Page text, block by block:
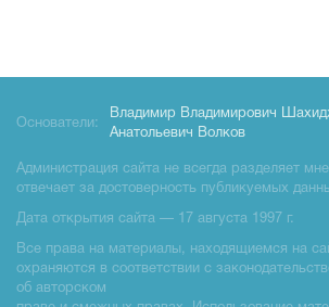
Основатели:
Владимир Владимирович
Анатольевич Волков
Администрация сайта не всегда разделяет
отвечает за достоверность публикуемых
Дата открытия сайта — 17 августа 1997 г.
Все права на материалы, находящиемся на
охраняются в соответствии с
об авторском